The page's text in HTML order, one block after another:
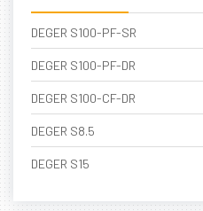
DEGER S100-PF-SR
DEGER S100-PF-DR
DEGER S100-CF-DR
DEGER S8.5
DEGER S15